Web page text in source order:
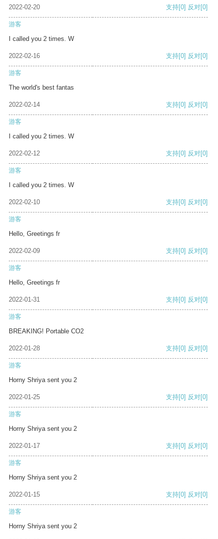
2022-02-20 支持[0] 反对[0]
游客
I called you 2 times. W
2022-02-16 支持[0] 反对[0]
游客
The world's best fantas
2022-02-14 支持[0] 反对[0]
游客
I called you 2 times. W
2022-02-12 支持[0] 反对[0]
游客
I called you 2 times. W
2022-02-10 支持[0] 反对[0]
游客
Hello, Greetings fr
2022-02-09 支持[0] 反对[0]
游客
Hello, Greetings fr
2022-01-31 支持[0] 反对[0]
游客
BREAKING! Portable CO2
2022-01-28 支持[0] 反对[0]
游客
Horny Shriya sent you 2
2022-01-25 支持[0] 反对[0]
游客
Horny Shriya sent you 2
2022-01-17 支持[0] 反对[0]
游客
Horny Shriya sent you 2
2022-01-15 支持[0] 反对[0]
游客
Horny Shriya sent you 2